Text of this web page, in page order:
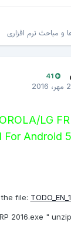
مباحث نرم افزاری
41
LG
For Android